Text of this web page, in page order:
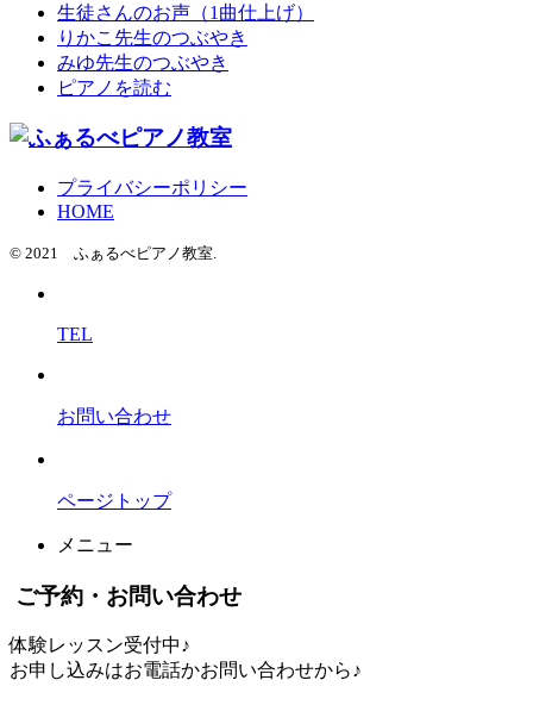
生徒さんのお声（1曲仕上げ）
りかこ先生のつぶやき
みゆ先生のつぶやき
ピアノを読む
プライバシーポリシー
HOME
© 2021 ふぁるべピアノ教室.
TEL
お問い合わせ
ページトップ
メニュー
ご予約・お問い合わせ
体験レッスン受付中♪
お申し込みはお電話かお問い合わせから♪